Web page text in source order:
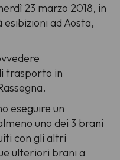
23 marzo 2018, in
ad Aosta,
trasporto in
eseguire un
uno dei 3 brani
con gli altri
ulteriori brani a